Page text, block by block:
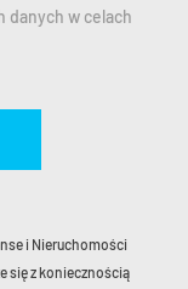
danych w celach
i Nieruchomości
się z koniecznością